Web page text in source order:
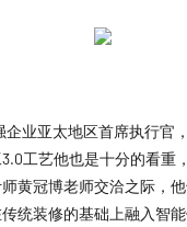
业亚太地区首席执行官
工艺他也是十分的看
黄冠博老师交洽之际，
统装修的基础上融入智